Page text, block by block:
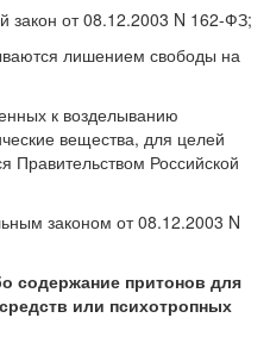
закон от 08.12.2003 N 162-ФЗ;
лишением свободы на
к возделыванию
вещества, для целей
Правительством Российской
законом от 08.12.2003 N
содержание притонов для
или психотропных